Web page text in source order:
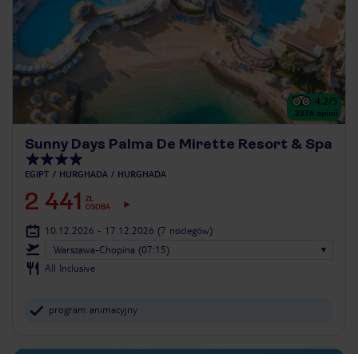
4.2/5
2376 opinii
Sunny Days Palma De Mirette Resort & Spa
EGIPT HURGHADA HURGHADA
2 441
ZŁ
OSOBA
10.12.2026 - 17.12.2026 (7 noclegów)
Warszawa-Chopina (07:15)
All Inclusive
program animacyjny